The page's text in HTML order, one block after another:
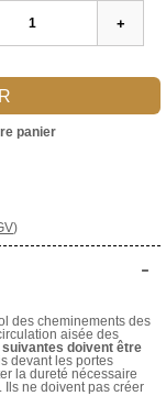
+
panier
)
-
des cheminements des
aisée des
doivent être
devant les portes
la dureté nécessaire
ne doivent pas créer